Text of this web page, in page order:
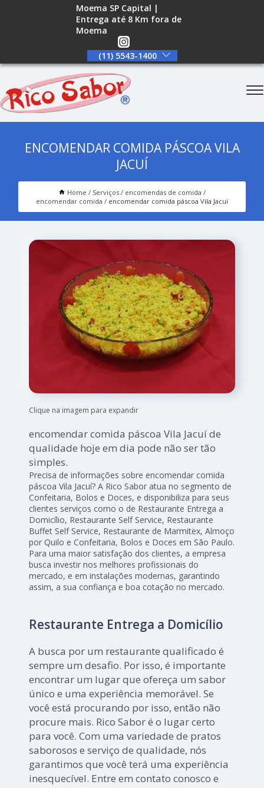
Moema SP Capital |
Entrega até 8 Km fora de
Moema
(11) 5543-1400
ENCOMENDAR COMIDA PÁSCOA VILA
JACUÍ
Home Serviços
encomendas de comida
encomendar comida
encomendar comida páscoa Vila Jacuí
Clique na imagem para expandir
encomendar comida páscoa Vila Jacuí de
qualidade hoje em dia pode não ser tão
simples.
Precisa de informações sobre encomendar comida
páscoa Vila Jacuí? A Rico Sabor atua no segmento de
Confeitaria, Bolos e Doces, e disponibiliza para seus
clientes serviços como o de Restaurante Entrega a
Domicílio, Restaurante Self Service, Restaurante
Buffet Self Service, Restaurante de Marmitex, Almoço
por Quilo e Confeitaria, Bolos e Doces em São Paulo.
Para uma maior satisfação dos clientes, a empresa
busca investir nos melhores profissionais do
mercado, e em instalações modernas, garantindo
assim, a sua confiança e boa cotação no mercado.
Restaurante Entrega a Domicílio
A busca por um restaurante qualificado é
sempre um desafio. Por isso, é importante
encontrar um lugar que ofereça um sabor
único e uma experiência memorável. Se
você está procurando por isso, então não
procure mais. Rico Sabor é o lugar certo
para você. Com uma variedade de pratos
saborosos e serviço de qualidade, nós
garantimos que você terá uma experiência
inesquecível. Entre em contato conosco e